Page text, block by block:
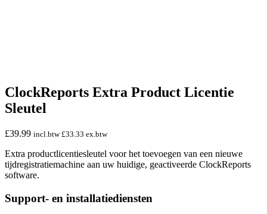
ClockReports Extra Product Licentie
Sleutel
£39.99 incl.btw£33.33 ex.btw
Extra productlicentiesleutel voor het toevoegen van een nieuwe
tijdregistratiemachine aan uw huidige, geactiveerde ClockReports
software.
Support- en installatiediensten